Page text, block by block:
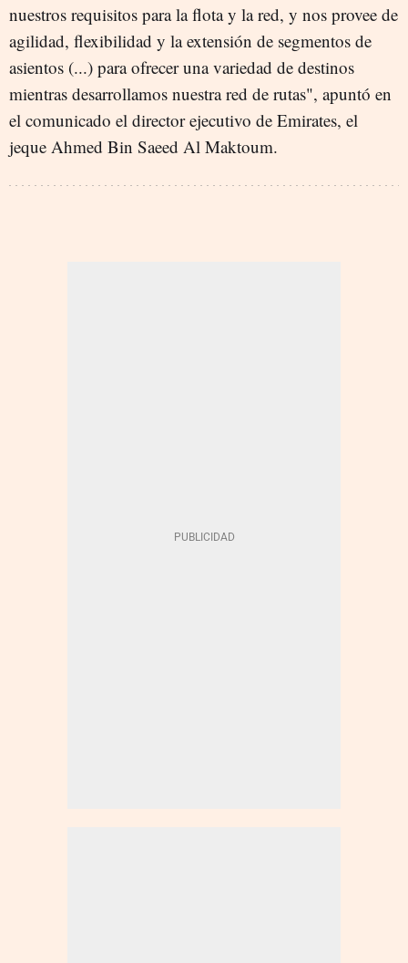
nuestros requisitos para la flota y la red, y nos provee de
agilidad, flexibilidad y la extensión de segmentos de
asientos (...) para ofrecer una variedad de destinos
mientras desarrollamos nuestra red de rutas", apuntó en
el comunicado el director ejecutivo de Emirates, el
jeque Ahmed Bin Saeed Al Maktoum.